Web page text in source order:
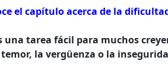
el capítulo acerca de la
una tarea fácil para muchos
la vergüenza o la